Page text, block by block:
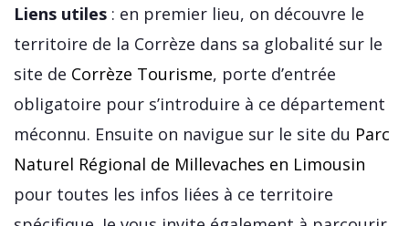
Liens utiles : en premier lieu, on découvre le
territoire de la Corrèze dans sa globalité sur le
site de Corrèze Tourisme, porte d’entrée
obligatoire pour s’introduire à ce département
méconnu. Ensuite on navigue sur le site du Parc
Naturel Régional de Millevaches en Limousin
pour toutes les infos liées à ce territoire